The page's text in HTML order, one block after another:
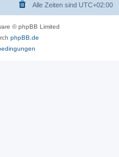
Alle Zeiten sind UTC+02:00
© phpBB Limited
phpBB.de